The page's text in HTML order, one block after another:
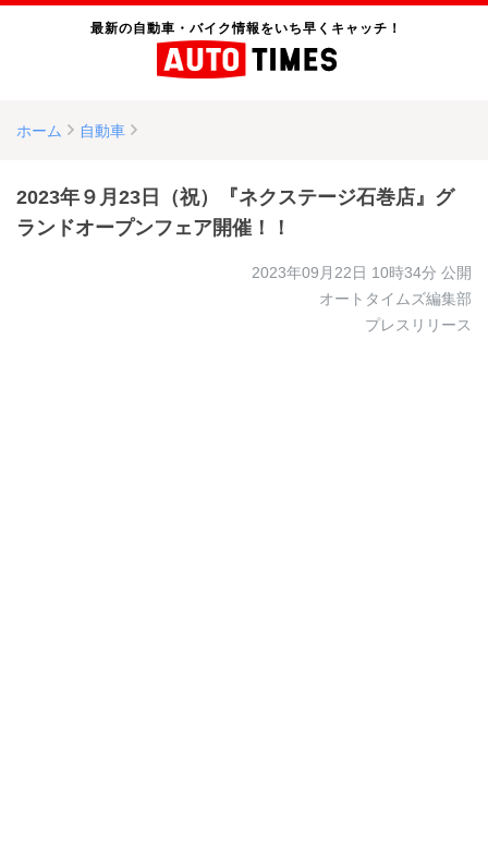
最新の自動車・バイク情報をいち早くキャッチ！
ホーム 自動車
2023年９月23日（祝）『ネクステージ石巻店』グ
ランドオープンフェア開催！！
2023年09月22日 10時34分 公開
オートタイムズ編集部
プレスリリース